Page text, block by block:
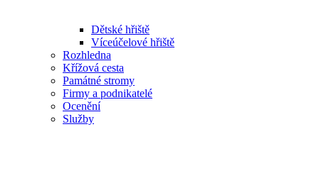
Dětské hřiště
Víceúčelové hřiště
Rozhledna
Křížová cesta
Památné stromy
Firmy a podnikatelé
Ocenění
Služby